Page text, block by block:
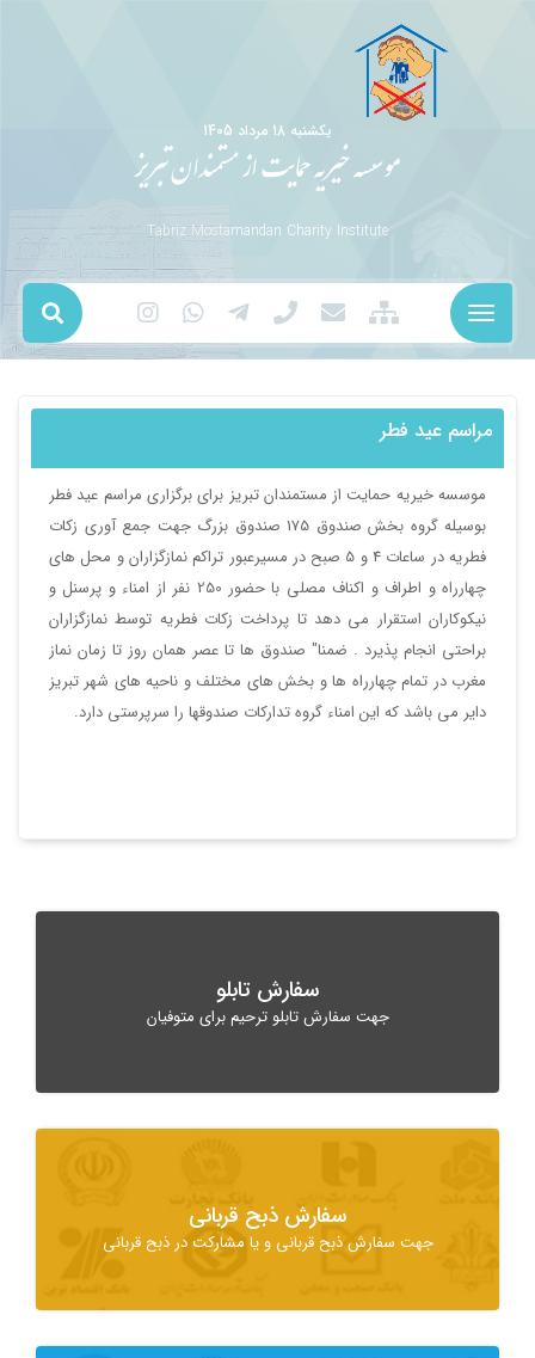
يکشنبه 18 مرداد 1405
موسسه خیریه حمایت از مستمندان تبریز
Tabriz Mostamandan Charity Institute
مراسم عید فطر
موسسه خیریه حمایت از مستمندان تبریز برای برگزاری مراسم عید فطر
بوسیله گروه بخش صندوق 175 صندوق بزرگ جهت جمع آوری زکات
فطریه در ساعات 4 و 5 صبح در مسیرعبور تراکم نمازگزاران و محل های
چهارراه و اطراف و اکناف مصلی با حضور 250 نفر از امناء و پرسنل و
نیکوکاران استقرار می دهد تا پرداخت زکات فطریه توسط نمازگزاران
براحتی انجام پذیرد . ضمنا" صندوق ها تا عصر همان روز تا زمان نماز
مغرب در تمام چهارراه ها و بخش های مختلف و ناحیه های شهر تبریز
دایر می باشد که این امناء گروه تدارکات صندوقها را سرپرستی دارد.
سفارش تابلو
جهت سفارش تابلو ترحیم برای متوفیان
سفارش ذبح قربانی
جهت سفارش ذبح قربانی و یا مشارکت در ذبح قربانی